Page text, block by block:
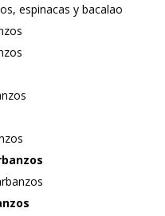
espinacas y bacalao